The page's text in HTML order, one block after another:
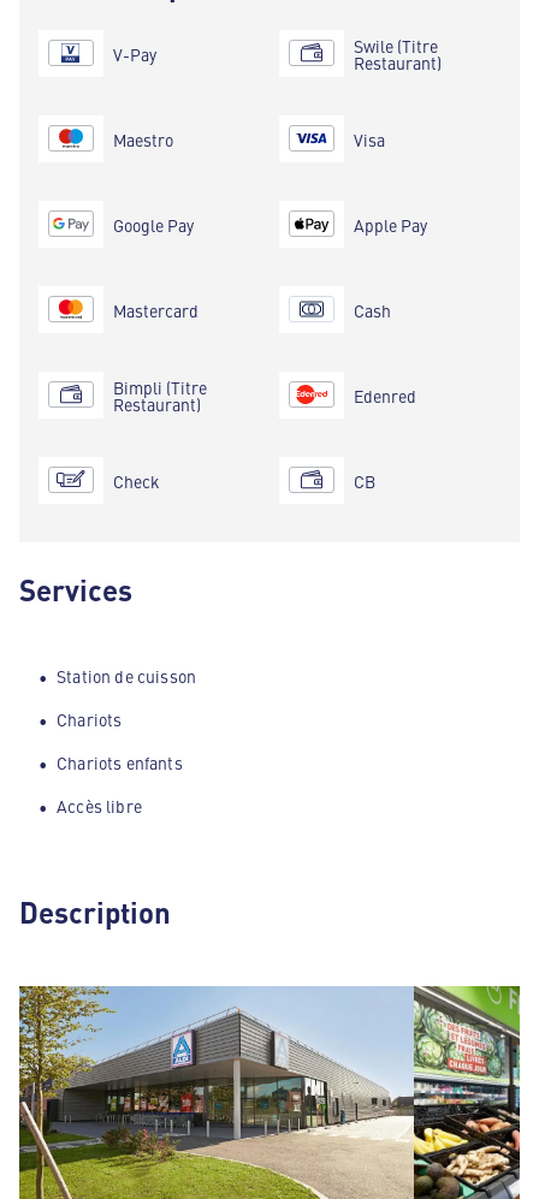
V-Pay
Maestro
Google Pay
Mastercard
Bimpli (Titre
Restaurant)
Check
Swile (Titre
Restaurant)
Visa
Apple Pay
Cash
Edenred
CB
Services
Station de cuisson
Chariots
Chariots enfants
Accès libre
Description